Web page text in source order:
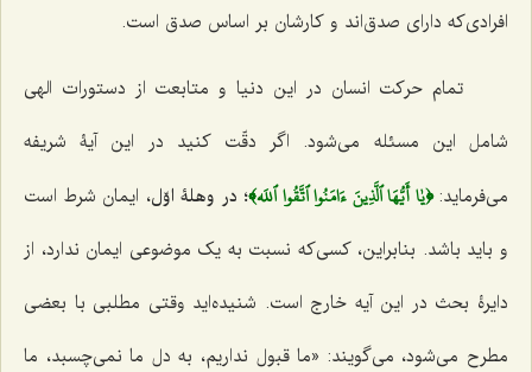
افرادی‌که دارای صدق‌اند و کارشان بر اساس صدق است.
تمام حرکت انسان در این دنیا و متابعت از دستورات الهی
شامل این مسئله می‌شود. اگر دقّت کنید در این آیۀ شریفه
می‌فرماید:﴿يٰا أَيُّهَا ٱلَّذِينَ ءَامَنُوا ٱتَّقُوا ٱللَه﴾؛ در وهلۀ اوّل، ایمان شرط است
و باید باشد. بنابراین، کسی‌که نسبت به یک موضوعی ایمان ندارد، از
دایرۀ بحث در این آیه خارج است. شنیده‌اید وقتی مطلبی با بعضی
مطرح می‌شود، می‌گویند: «ما قبول نداریم، به دل ما نمی‌چسبد، ما